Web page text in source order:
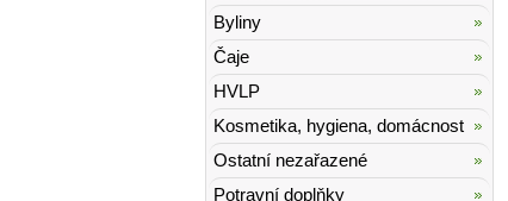
Byliny
Čaje
HVLP
Kosmetika, hygiena, domácnost
Ostatní nezařazené
Potravní doplňky